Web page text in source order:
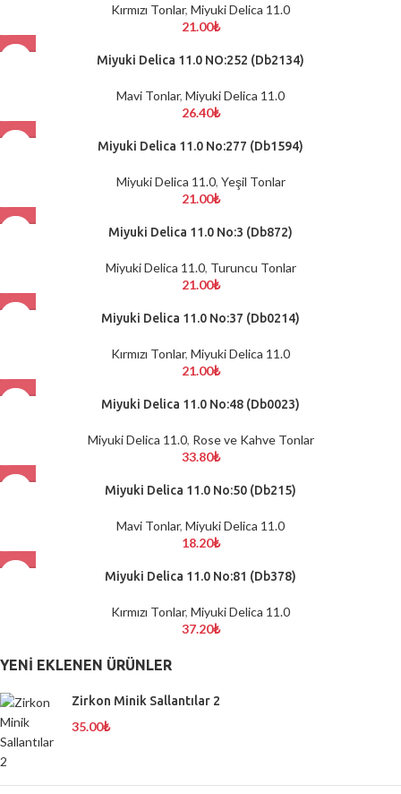
Kırmızı Tonlar, Miyuki Delica 11.0
21.00₺
Miyuki Delica 11.0 NO:252 (Db2134)
Mavi Tonlar, Miyuki Delica 11.0
26.40₺
Miyuki Delica 11.0 No:277 (Db1594)
Miyuki Delica 11.0, Yeşil Tonlar
21.00₺
Miyuki Delica 11.0 No:3 (Db872)
Miyuki Delica 11.0, Turuncu Tonlar
21.00₺
Miyuki Delica 11.0 No:37 (Db0214)
Kırmızı Tonlar, Miyuki Delica 11.0
21.00₺
Miyuki Delica 11.0 No:48 (Db0023)
Miyuki Delica 11.0, Rose ve Kahve Tonlar
33.80₺
Miyuki Delica 11.0 No:50 (Db215)
Mavi Tonlar, Miyuki Delica 11.0
18.20₺
Miyuki Delica 11.0 No:81 (Db378)
Kırmızı Tonlar, Miyuki Delica 11.0
37.20₺
YENI EKLENEN ÜRÜNLER
Zirkon Minik Sallantılar 2
35.00₺